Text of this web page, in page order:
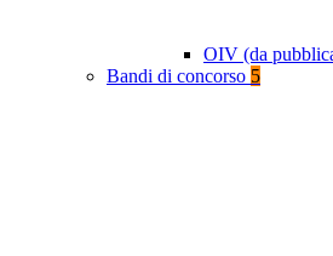
OIV (da
Bandi di concorso 5